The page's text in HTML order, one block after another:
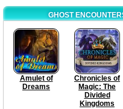
Amulet of
Dreams
Chronicles of
Magic: The
Divided
Kingdoms